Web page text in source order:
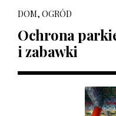
DOM, OGRÓD
Ochrona
i zabawki